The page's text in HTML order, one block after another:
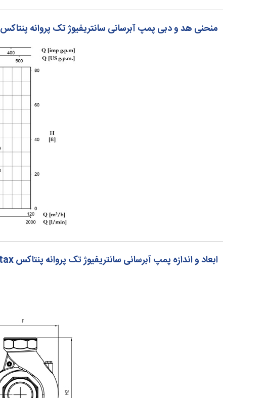
منحنی هد و دبی پمپ آبرسانی سانتریفیوژ تک پروانه پنتاکس Pentax سری CS
ابعاد و اندازه پمپ آبرسانی سانتریفیوژ تک پروانه پنتاکس Pentax سری CS